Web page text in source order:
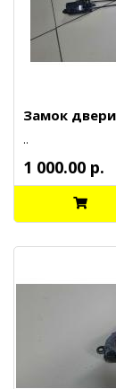
Замок
..
1 000.00 р.